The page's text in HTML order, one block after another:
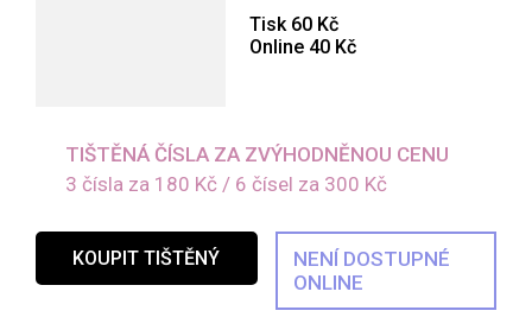
Tisk 60 Kč
Online 40 Kč
TIŠTĚNÁ ČÍSLA ZA ZVÝHODNĚNOU CENU
3 čísla za 180 Kč / 6 čísel za 300 Kč
KOUPIT TIŠTĚNÝ
NENÍ DOSTUPNÉ
ONLINE